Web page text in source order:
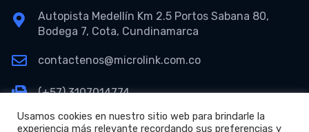
Autopista Medellín Km 2.5 Portos Sabana 80,
Bodega 7, Cota, Cundinamarca
contactenos@microlink.com.co
(+57) 3107014774
Usamos cookies en nuestro sitio web para brindarle la
experiencia más relevante recordando sus preferencias y